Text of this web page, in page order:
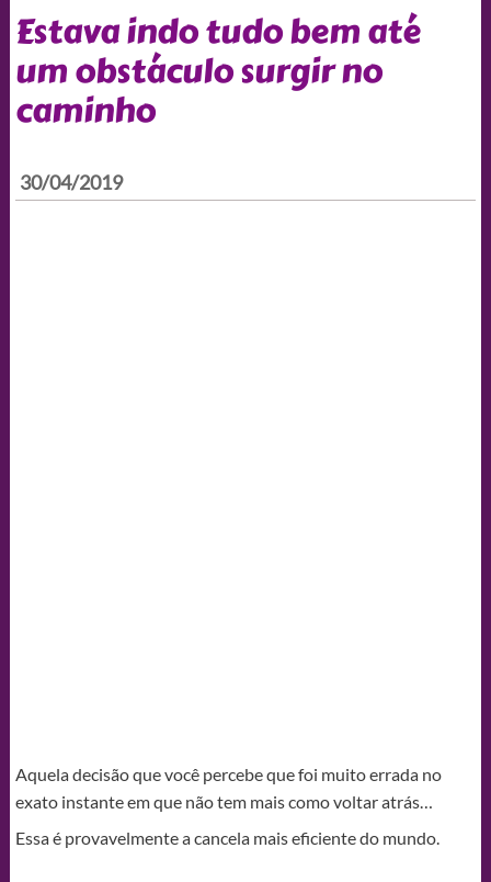
Estava indo tudo bem até
um obstáculo surgir no
caminho
30/04/2019
Aquela decisão que você percebe que foi muito errada no
exato instante em que não tem mais como voltar atrás…
Essa é provavelmente a cancela mais eficiente do mundo.